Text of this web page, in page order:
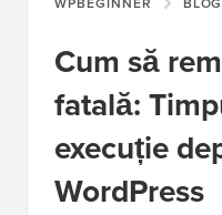
Cum să
fatală:
execuție
WordPress